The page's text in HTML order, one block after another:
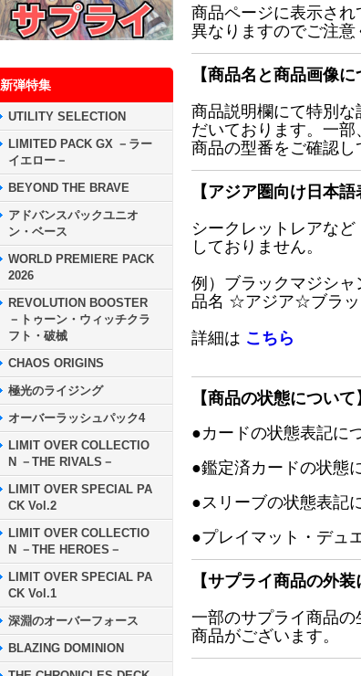
新弾特集
UTILITY SELECTION
LIMITED PACK GX －ラー
イエロー－
BEYOND THE BRAVE
アドバンスパックユニオ
ン・ベース
WORLD PREMIERE PACK
2026
REVOLUTION BOOSTER
－トゥーン・ウィッチクラ
フト・破械
CHAOS ORIGINS
極光のライジング
オーバーラッシュパック4
LIMIT OVER COLLECTIO
N －THE RIVALS－
LIMIT OVER SPECIAL PA
CK Vol.2
LIMIT OVER COLLECTIO
N －THE HEROES－
LIMIT OVER SPECIAL PA
CK Vol.1
深淵のオーバーフォース
BLAZING DOMINION
商品ページに表示さ
異なりますのでご注意
【商品名と商品画像に
商品説明欄にて特別
だいております。一
商品の型番をご確認し
【アジア圏向け日本
シークレットレアな
しておりません。
例）ブラックマジシ
品名 ☆アジア☆ブラッ
詳細は こちら
【商品の状態について
●カードの状態表記に
●鑑定済カードの状態
●スリーブの状態表記
●プレイマット・デュ
【サプライ商品の外装
一部のサプライ商品
商品がございます。